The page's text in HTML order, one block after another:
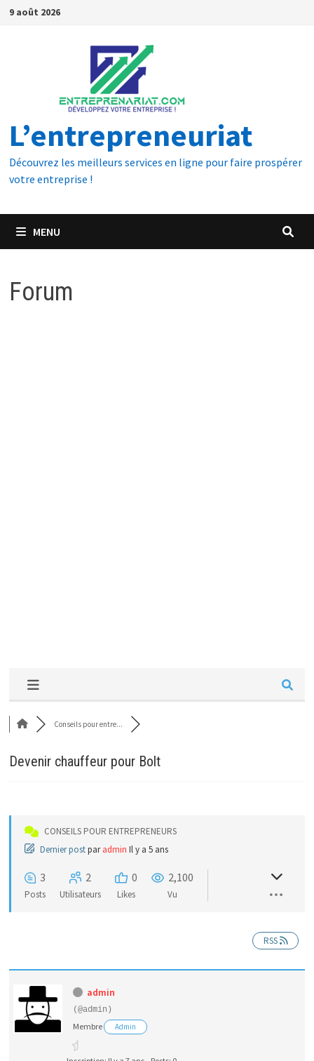
9 août 2026
L’entrepreneuriat
Découvrez les meilleurs services en ligne pour faire prospérer
votre entreprise !
MENU
Forum
Conseils pour entre...
Devenir chauffeur pour Bolt
CONSEILS POUR ENTREPRENEURS
Dernier postpar admin Il y a 5 ans
3
Posts
2
Utilisateurs
0
Likes
2,100
Vu
RSS
admin
(@admin)
Membre Admin